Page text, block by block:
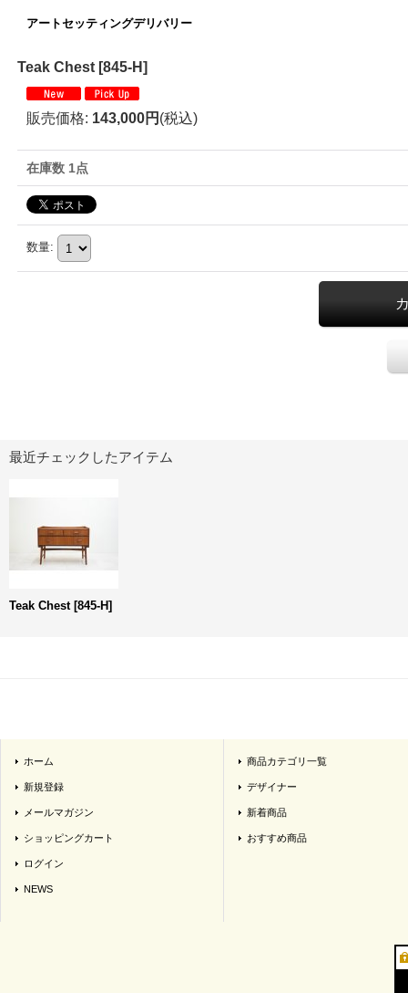
アートセッティングデリバリー
Teak Chest [845-H]
販売価格: 143,000円 (税込)
在庫数 1点
数量:
最近チェックしたアイテム
Teak Chest [845-H]
ホーム
新規登録
メールマガジン
ショッピングカート
ログイン
NEWS
商品カテゴリ一覧
デザイナー
新着商品
おすすめ商品